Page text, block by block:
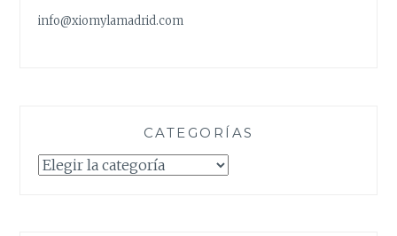
info@xiomylamadrid.com
CATEGORÍAS
Categorías